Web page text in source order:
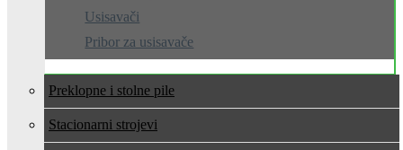
Usisavači
Pribor za usisavače
Preklopne i stolne pile
Stacionarni strojevi